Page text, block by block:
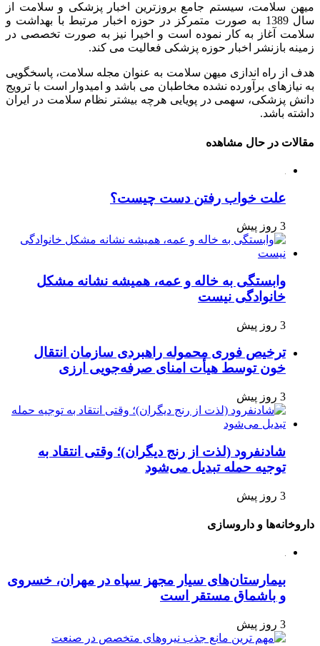
میهن سلامت، سیستم جامع بروزترین اخبار پزشکی و سلامت از
سال 1389 به صورت متمرکز در حوزه اخبار مرتبط با بهداشت و
سلامت آغاز به کار نموده است و اخیرا نیز به صورت تخصصی در
زمینه بازنشر اخبار حوزه پزشکی فعالیت می کند.
هدف از راه اندازی میهن سلامت به عنوان مجله سلامت، پاسخگویی
به نیازهای برآورده نشده مخاطبان می باشد و امیدوار است با ترویج
دانش پزشکی، سهمی در پویایی هرچه بیشتر نظام سلامت در ایران
داشته باشد.
مقالات در حال مشاهده
علت خواب رفتن دست چیست؟
3 روز پیش
وابستگی به خاله و عمه، همیشه نشانه مشکل
خانوادگی نیست
3 روز پیش
ترخیص فوری محموله راهبردی سازمان انتقال
خون توسط هیأت امنای صرفه‌جویی ارزی
3 روز پیش
شادنفرود (لذت از رنج دیگران)؛ وقتی انتقاد به
توجیه حمله تبدیل می‌شود
3 روز پیش
داروخانه‌ها و داروسازی
بیمارستان‌های سیار مجهز سپاه در مهران، خسروی
و باشماق مستقر است
3 روز پیش